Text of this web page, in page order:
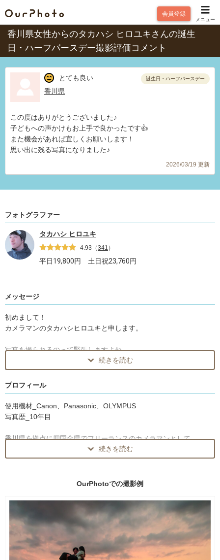
会員登録
メニュー
香川県女性からのタカハシ ヒロユキさんの誕生
日・ハーフバースデー撮影評価コメント
とても良い
香川県
誕生日・ハーフバースデー
この度はありがとうございました♪
子どもへの声かけもお上手で良かったです👍️
また機会があれば宜しくお願いします！
思い出に残る写真になりました♪
2026/03/19 更新
フォトグラファー
タカハシ ヒロユキ
4.93 （341 ）
平日19,800円 土日祝23,760円
メッセージ
初めまして！
カメラマンのタカハシヒロユキと申します。
写真を撮られるのって緊張しますよね。
料金の面でも様々で、正直とっつきにくい世界です。
業界特有のしがらみもあったりして・・・。
そんなのが嫌で僕は早々にフリーランスになりました。
写真は本来、楽しいものです！
our_photoさんのサービスは分かりやすくてアフターフォローもば
っちりですので、
問してくださいね！
一緒に最高の写真を撮りましょう。
皆様にお会いできるのを楽しみにしています！
※撮影のご予約前にチャットにて一度ご連絡下さい。
※登録している活動範囲外での撮影も遠慮なくご相談ください。
※写真の加工や特殊なご注文にも柔軟に対応させていただきます。
※個人、法人問わずご依頼ください。
続きを読む
プロフィール
使用機材_Canon、Panasonic、OLYMPUS
写真歴_10年目
香川県を拠点に四国全県でフリーランスのカメラマンとして
家族写真・ウェディング・イベント・スポーツ・アーティストのイ
メージカットほか、
商品・建築物・風景・人物撮影をしております！
続きを読む
OurPhotoでの撮影例